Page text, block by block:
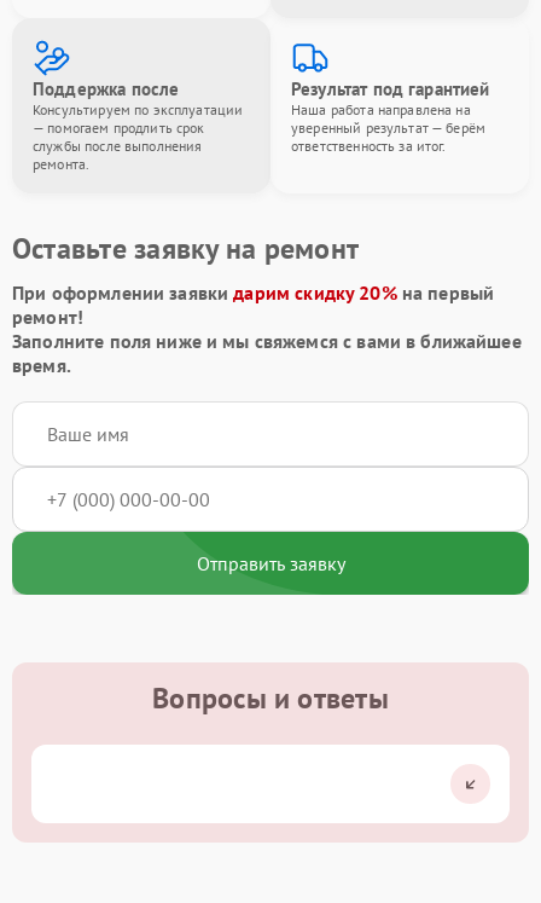
Поддержка после
Консультируем по эксплуатации
— помогаем продлить срок
службы после выполнения
ремонта.
Результат под гарантией
Наша работа направлена на
уверенный результат — берём
ответственность за итог.
Оставьте заявку на ремонт
При оформлении заявкидарим скидку 20%на первый
ремонт!
Заполните поля ниже и мы свяжемся с вами в ближайшее
время.
Отправить заявку
Вопросы и ответы